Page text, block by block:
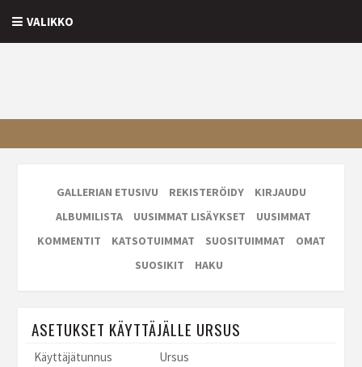
VALIKKO
GALLERIAN ETUSIVU REKISTERÖIDY
KIRJAUDU
ALBUMILISTA
UUSIMMAT LISÄYKSET
UUSIMMAT
KOMMENTIT
KATSOTUIMMAT SUOSITUIMMAT
OMAT
SUOSIKIT
HAKU
ASETUKSET KÄYTTÄJÄLLE URSUS
Käyttäjätunnus
Ursus